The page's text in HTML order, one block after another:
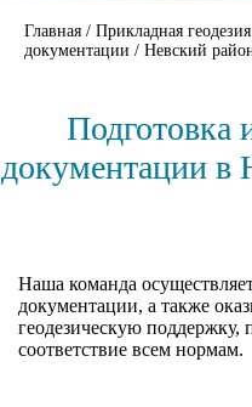
Главная / Прикладная геодезия
документации / Невский
Подготовка
документации в
Наша команда
документации, а также
геодезическую
соответствие всем нормам.